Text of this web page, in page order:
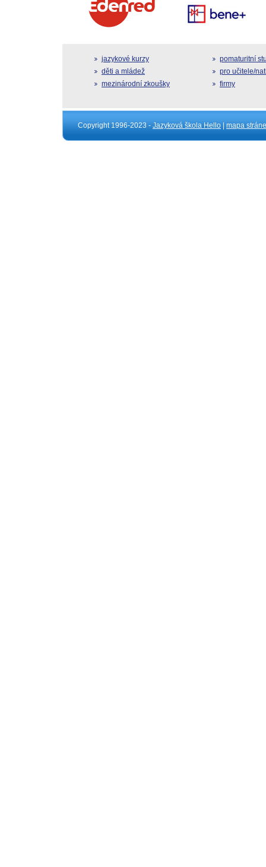
jazykové kurzy
děti a mládež
mezinárodní zkoušky
pomaturitní
pro učitele/
firmy
Copyright 1996-2023 - Jazyková škola Hello | mapa